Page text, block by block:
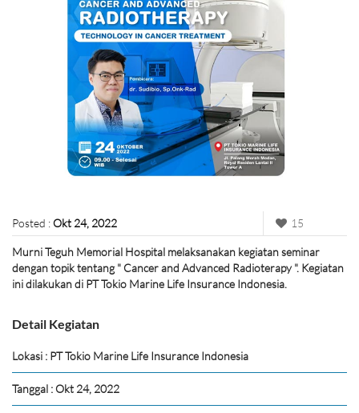
Posted :Okt 24, 2022 15
Murni Teguh Memorial Hospital melaksanakan kegiatan seminar
dengan topik tentang " Cancer and Advanced Radioterapy ". Kegiatan
ini dilakukan di PT Tokio Marine Life Insurance Indonesia.
Detail Kegiatan
Lokasi : PT Tokio Marine Life Insurance Indonesia
Tanggal : Okt 24, 2022